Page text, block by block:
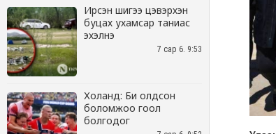
Ирсэн шигээ цэвэрхэн
буцах ухамсар таниас
эхэлнэ
7 сар 6. 9:53
Холанд: Би олдсон
боломжоо гоол
болгодог